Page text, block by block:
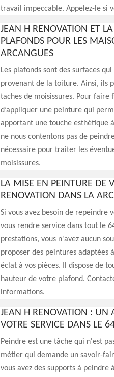
travail impeccable. Appelez-le si
JEAN H RENOVATION ET
PLAFONDS POUR LES
ARCANGUES
Les plafonds sont des surfaces
provenant de la toiture. Ainsi, ils
taches de moisissures. Pour faire
d’appliquer une peinture qui
apportant une touche esthétique
ne nous contentons pas de
nécessaire pour traiter les
moisissures.
LA MISE EN PEINTURE DE
RENOVATION DANS LA
Si vous avez besoin de repeindre
vous rendre service dans tout le
prestations, vous n'avez aucun
proposer des peintures adaptées
éclat à vos pièces. Il dispose de
hauteur de votre plafond.
informations.
JEAN H RENOVATION : UN
VOTRE SERVICE DANS LE
Peindre est une tâche qui n'est
métier qui demande un savoir-
vous avez des supports à